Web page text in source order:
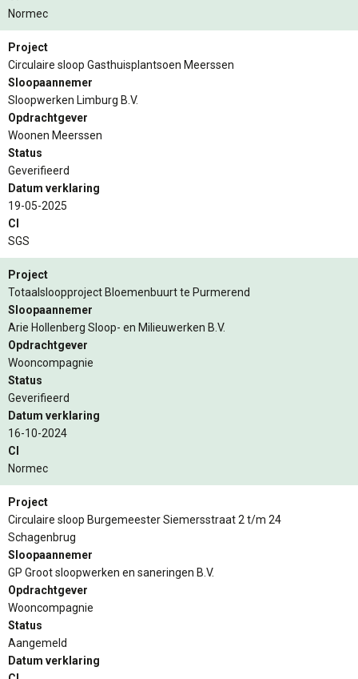
Normec
Project
Circulaire sloop Gasthuisplantsoen Meerssen
Sloopaannemer
Sloopwerken Limburg B.V.
Opdrachtgever
Woonen Meerssen
Status
Geverifieerd
Datum verklaring
19-05-2025
CI
SGS
Project
Totaalsloopproject Bloemenbuurt te Purmerend
Sloopaannemer
Arie Hollenberg Sloop- en Milieuwerken B.V.
Opdrachtgever
Wooncompagnie
Status
Geverifieerd
Datum verklaring
16-10-2024
CI
Normec
Project
Circulaire sloop Burgemeester Siemersstraat 2 t/m 24
Schagenbrug
Sloopaannemer
GP Groot sloopwerken en saneringen B.V.
Opdrachtgever
Wooncompagnie
Status
Aangemeld
Datum verklaring